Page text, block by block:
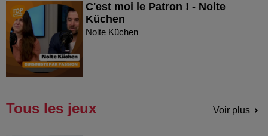
C'est moi le Patron ! - Nolte
Küchen
Nolte Küchen
Tous les jeux Voir plus